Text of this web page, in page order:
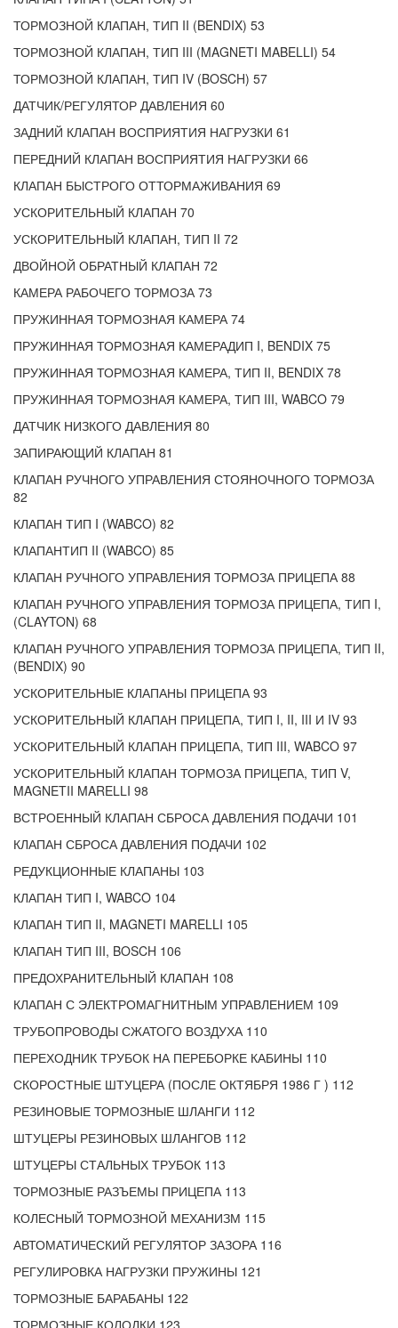
ТОРМОЗНОЙ КЛАПАН, ТИП II (BENDIX) 53
ТОРМОЗНОЙ КЛАПАН, ТИП III (MAGNETI MABELLI) 54
ТОРМОЗНОЙ КЛАПАН, ТИП IV (BOSCH) 57
ДАТЧИК/РЕГУЛЯТОР ДАВЛЕНИЯ 60
ЗАДНИЙ КЛАПАН ВОСПРИЯТИЯ НАГРУЗКИ 61
ПЕРЕДНИЙ КЛАПАН ВОСПРИЯТИЯ НАГРУЗКИ 66
КЛАПАН БЫСТРОГО ОТТОРМАЖИВАНИЯ 69
УСКОРИТЕЛЬНЫЙ КЛАПАН 70
УСКОРИТЕЛЬНЫЙ КЛАПАН, ТИП II 72
ДВОЙНОЙ ОБРАТНЫЙ КЛАПАН 72
КАМЕРА РАБОЧЕГО ТОРМОЗА 73
ПРУЖИННАЯ ТОРМОЗНАЯ КАМЕРА 74
ПРУЖИННАЯ ТОРМОЗНАЯ КАМЕРАДИП I, BENDIX 75
ПРУЖИННАЯ ТОРМОЗНАЯ КАМЕРА, ТИП II, BENDIX 78
ПРУЖИННАЯ ТОРМОЗНАЯ КАМЕРА, ТИП III, WABCO 79
ДАТЧИК НИЗКОГО ДАВЛЕНИЯ 80
ЗАПИРАЮЩИЙ КЛАПАН 81
КЛАПАН РУЧНОГО УПРАВЛЕНИЯ СТОЯНОЧНОГО ТОРМОЗА
82
КЛАПАН ТИП I (WABCO) 82
КЛАПАНТИП II (WABCO) 85
КЛАПАН РУЧНОГО УПРАВЛЕНИЯ ТОРМОЗА ПРИЦЕПА 88
КЛАПАН РУЧНОГО УПРАВЛЕНИЯ ТОРМОЗА ПРИЦЕПА, ТИП I,
(CLAYTON) 68
КЛАПАН РУЧНОГО УПРАВЛЕНИЯ ТОРМОЗА ПРИЦЕПА, ТИП II,
(BENDIX) 90
УСКОРИТЕЛЬНЫЕ КЛАПАНЫ ПРИЦЕПА 93
УСКОРИТЕЛЬНЫЙ КЛАПАН ПРИЦЕПА, ТИП I, II, III И IV 93
УСКОРИТЕЛЬНЫЙ КЛАПАН ПРИЦЕПА, ТИП III, WABCO 97
УСКОРИТЕЛЬНЫЙ КЛАПАН ТОРМОЗА ПРИЦЕПА, ТИП V,
MAGNETII MARELLI 98
ВСТРОЕННЫЙ КЛАПАН СБРОСА ДАВЛЕНИЯ ПОДАЧИ 101
КЛАПАН СБРОСА ДАВЛЕНИЯ ПОДАЧИ 102
РЕДУКЦИОННЫЕ КЛАПАНЫ 103
КЛАПАН ТИП I, WABCO 104
КЛАПАН ТИП II, MAGNETI MARELLI 105
КЛАПАН ТИП III, BOSCH 106
ПРЕДОХРАНИТЕЛЬНЫЙ КЛАПАН 108
КЛАПАН С ЭЛЕКТРОМАГНИТНЫМ УПРАВЛЕНИЕМ 109
ТРУБОПРОВОДЫ СЖАТОГО ВОЗДУХА 110
ПЕРЕХОДНИК ТРУБОК НА ПЕРЕБОРКЕ КАБИНЫ 110
СКОРОСТНЫЕ ШТУЦЕРА (ПОСЛЕ ОКТЯБРЯ 1986 Г ) 112
РЕЗИНОВЫЕ ТОРМОЗНЫЕ ШЛАНГИ 112
ШТУЦЕРЫ РЕЗИНОВЫХ ШЛАНГОВ 112
ШТУЦЕРЫ СТАЛЬНЫХ ТРУБОК 113
ТОРМОЗНЫЕ РАЗЪЕМЫ ПРИЦЕПА 113
КОЛЕСНЫЙ ТОРМОЗНОЙ МЕХАНИЗМ 115
АВТОМАТИЧЕСКИЙ РЕГУЛЯТОР ЗАЗОРА 116
РЕГУЛИРОВКА НАГРУЗКИ ПРУЖИНЫ 121
ТОРМОЗНЫЕ БАРАБАНЫ 122
ТОРМОЗНЫЕ КОЛОДКИ 123